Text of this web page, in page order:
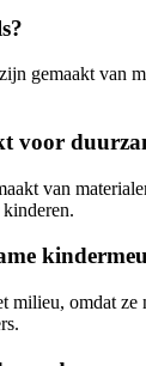
gemaakt van
voor
van
milieu, omdat